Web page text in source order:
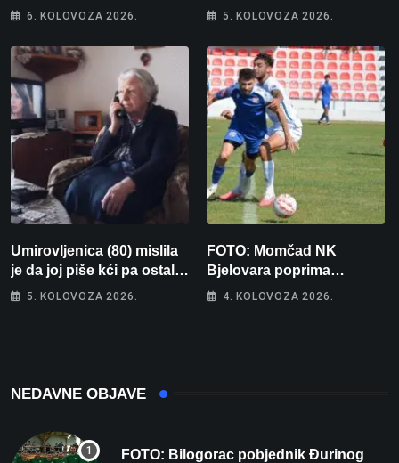
memorijala
6. KOLOVOZA 2026.
kamo odlazi 82 hrvatska
5. KOLOVOZA 2026.
Umirovljenica (80) mislila
je da joj piše kći pa ostala
bez 1000 eura
5. KOLOVOZA 2026.
FOTO: Momčad NK
Bjelovara poprima
jesenski izgled
4. KOLOVOZA 2026.
NEDAVNE OBJAVE
FOTO: Bilogorac pobjednik Đurinog